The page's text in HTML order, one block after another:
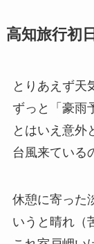
高知旅行初日
とりあえず天
ずっと「豪雨
とはいえ意外
台風来ている
休憩に寄った
いうと晴れ（